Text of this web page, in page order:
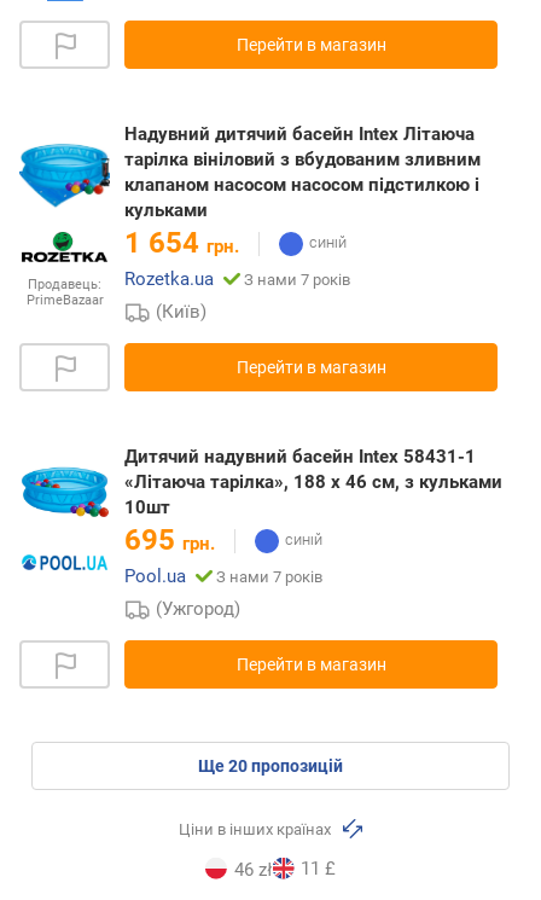
Перейти в магазин
Продавець:
PrimeBazaar
Надувний дитячий басейн Intex Літаюча
тарілка вініловий з вбудованим зливним
клапаном насосом насосом підстилкою і
кульками
1 654 грн.
Rozetka.ua
З нами 7 років
(Київ)
Перейти в магазин
Дитячий надувний басейн Intex 58431-1
«Літаюча тарілка», 188 х 46 см, з кульками
10шт
695 грн.
Pool.ua
З нами 7 років
(Ужгород)
Перейти в магазин
ще20пропозицій
Ціни в інших країнах
46 zł 11 £